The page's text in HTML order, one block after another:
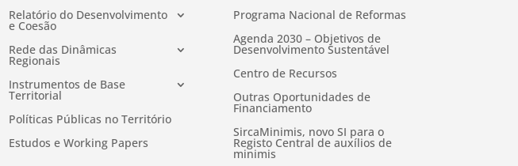
Relatório do Desenvolvimento
e Coesão
Rede das Dinâmicas
Regionais
Instrumentos de Base
Territorial
Políticas Públicas no Território
Estudos e Working Papers
Programa Nacional de Reformas
Agenda 2030 – Objetivos de
Desenvolvimento Sustentável
Centro de Recursos
Outras Oportunidades de
Financiamento
SircaMinimis, novo SI para o
Registo Central de auxílios de
minimis